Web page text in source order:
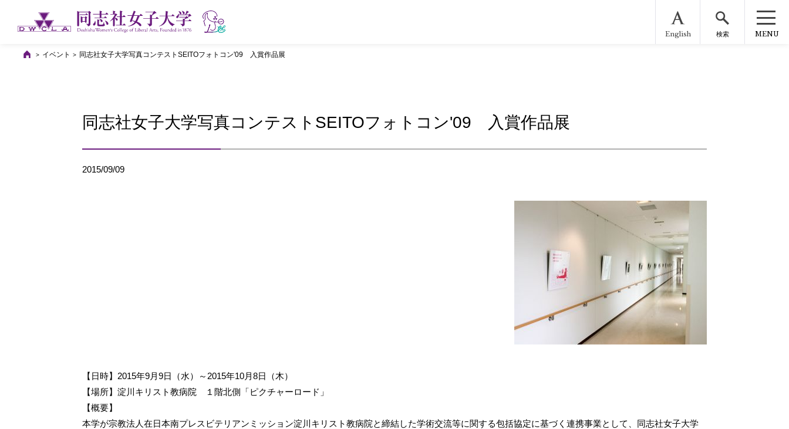
English 検索 MENU
イベント 同志社女子大学写真コンテストSEITOフォトコン'09 入賞作品展
同志社女子大学写真コンテストSEITOフォトコン'09 入賞作品展
2015/09/09
【日時】2015年9月9日（水）～2015年10月8日（木）
【場所】淀川キリスト教病院 １階北側「ピクチャーロード」
【概要】
本学が宗教法人在日本南プレスビテリアンミッション淀川キリスト教病院と締結した学術交流等に関する包括協定に基づく連携事業として、同志社女子大学